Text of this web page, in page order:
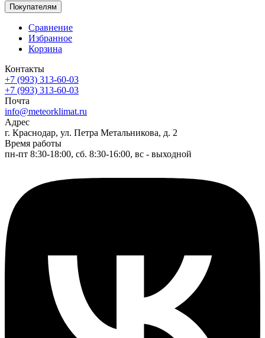
Покупателям
Сравнение
Избранное
Корзина
Контакты
+7 (993) 313-60-03
+7 (993) 313-60-03
Почта
info@meteorklimat.ru
Адрес
г. Краснодар, ул. Петра Метальникова, д. 2
Время работы
пн-пт 8:30-18:00, сб. 8:30-16:00, вс - выходной